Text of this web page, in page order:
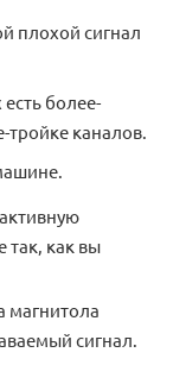
плохой сигнал
более-
каналов.
так, как вы
магнитола
сигнал.